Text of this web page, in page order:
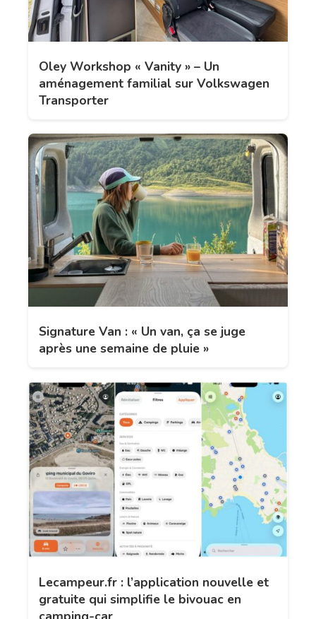
Oley Workshop « Vanity » – Un
aménagement familial sur Volkswagen
Transporter
Signature Van : « Un van, ça se juge
après une semaine de pluie »
Lecampeur.fr : l’application nouvelle et
gratuite qui simplifie le bivouac en